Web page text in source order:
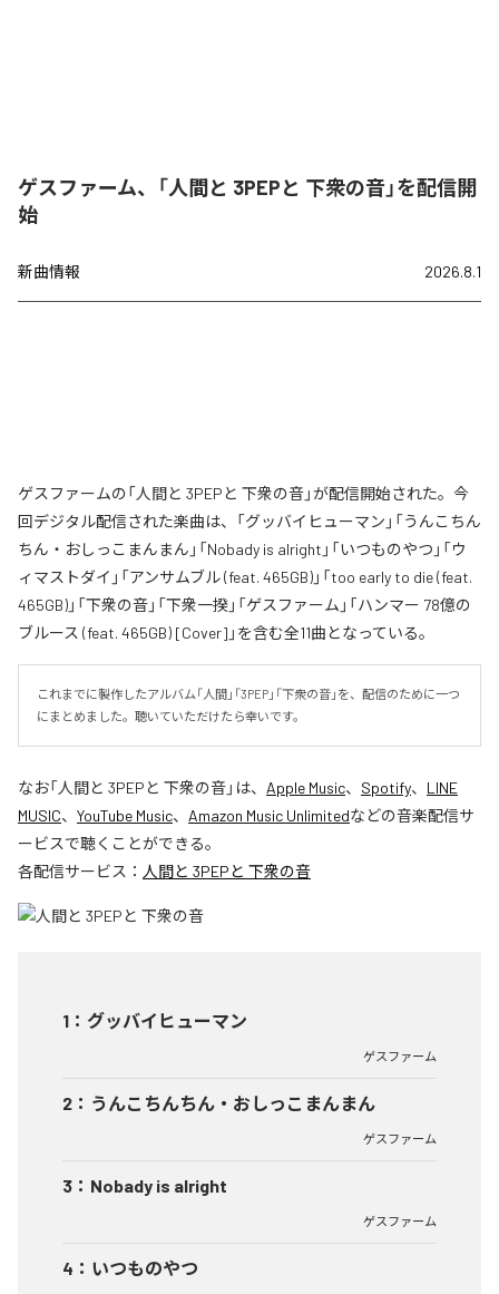
ゲスファーム、「人間と 3PEPと 下衆の音」を配信開
始
新曲情報 2026.8.1
ゲスファームの「人間と 3PEPと 下衆の音」が配信開始された。今
回デジタル配信された楽曲は、「グッバイヒューマン」「うんこちん
ちん・おしっこまんまん」「Nobady is alright」「いつものやつ」「ウ
ィマストダイ」「アンサムブル (feat. 465GB)」「too early to die (feat.
465GB)」「下衆の音」「下衆一揆」「ゲスファーム」「ハンマー 78億の
ブルース (feat. 465GB) [Cover]」を含む全11曲となっている。
これまでに製作したアルバム「人間」「3PEP」「下衆の音」を、配信のために一つ
にまとめました。聴いていただけたら幸いです。
なお「人間と 3PEPと 下衆の音」は、 Apple Music、 Spotify、 LINE
MUSIC、 YouTube Music、 Amazon Music Unlimitedなどの音楽配信サ
ービスで聴くことができる。
各配信サービス： 人間と 3PEPと 下衆の音
1 ： グッバイヒューマン
ゲスファーム
2 ： うんこちんちん・おしっこまんまん
ゲスファーム
3 ： Nobady is alright
ゲスファーム
4 ： いつものやつ